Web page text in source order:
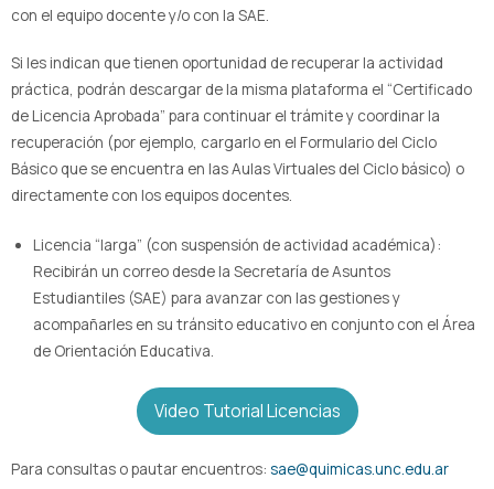
con el equipo docente y/o con la SAE.
Si les indican que tienen oportunidad de recuperar la actividad
práctica, podrán descargar de la misma plataforma el “Certificado
de Licencia Aprobada” para continuar el trámite y coordinar la
recuperación (por ejemplo, cargarlo en el Formulario del Ciclo
Básico que se encuentra en las Aulas Virtuales del Ciclo básico) o
directamente con los equipos docentes.
Licencia “larga” (con suspensión de actividad académica):
Recibirán un correo desde la Secretaría de Asuntos
Estudiantiles (SAE) para avanzar con las gestiones y
acompañarles en su tránsito educativo en conjunto con el Área
de Orientación Educativa.
Video Tutorial Licencias
Para consultas o pautar encuentros: sae@quimicas.unc.edu.ar